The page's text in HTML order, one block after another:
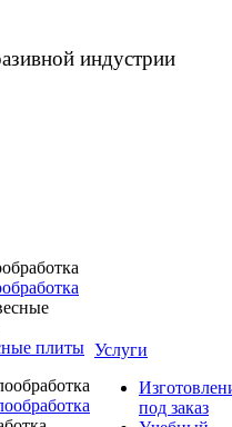
индустрии
плиты Услуги
под заказ